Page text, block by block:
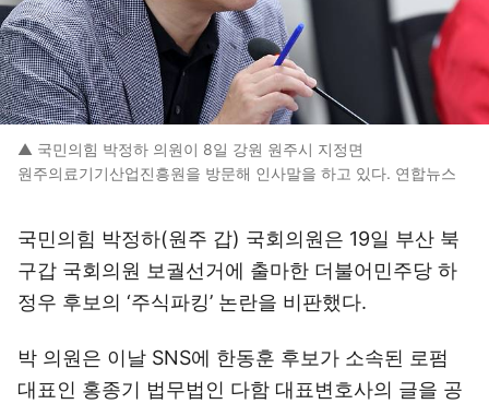
▲ 국민의힘 박정하 의원이 8일 강원 원주시 지정면
원주의료기기산업진흥원을 방문해 인사말을 하고 있다. 연합뉴스
국민의힘 박정하(원주 갑) 국회의원은 19일 부산 북
구갑 국회의원 보궐선거에 출마한 더불어민주당 하
정우 후보의 ‘주식파킹’ 논란을 비판했다.
박 의원은 이날 SNS에 한동훈 후보가 소속된 로펌
대표인 홍종기 법무법인 다함 대표변호사의 글을 공